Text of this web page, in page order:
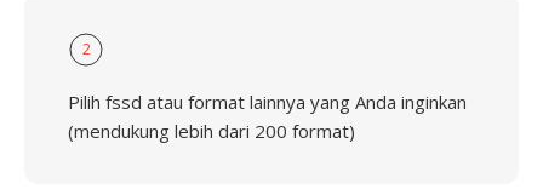
2
Pilih fssd atau format lainnya yang Anda inginkan
(mendukung lebih dari 200 format)